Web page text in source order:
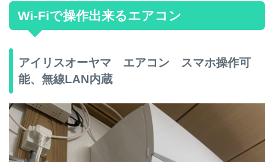
Wi-Fiで操作出来るエアコン
アイリスオーヤマ エアコン スマホ操作可
能、無線LAN内蔵